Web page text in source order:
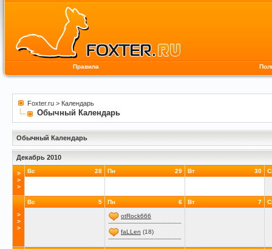
Правила
Foxter.ru > Календарь
Обычный Календарь
Обычный Календарь
Декабрь 2010
>
>
>
28
Вс 29
Пн 30
Вт
>
>
>
5
Вс 6
Пн
otRock666
faLLen (18)
7
Вт